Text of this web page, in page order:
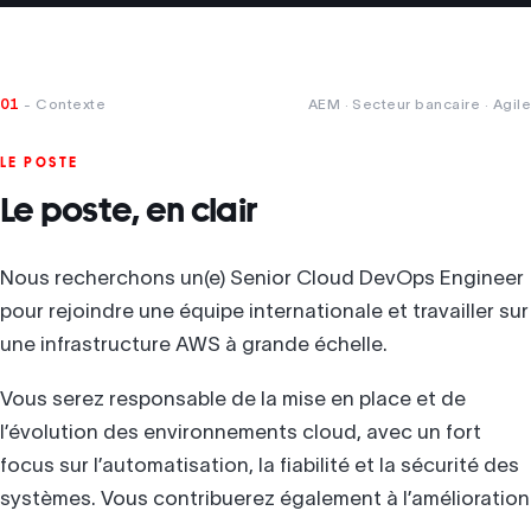
01 - Contexte AEM · Secteur bancaire · Agile
LE POSTE
Le poste, en clair
Nous recherchons un(e) Senior Cloud DevOps Engineer
pour rejoindre une équipe internationale et travailler sur
une infrastructure AWS à grande échelle.
Vous serez responsable de la mise en place et de
l’évolution des environnements cloud, avec un fort
focus sur l’automatisation, la fiabilité et la sécurité des
systèmes. Vous contribuerez également à l’amélioration